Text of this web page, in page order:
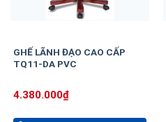
GHẾ LÃNH ĐẠO CAO CẤP
TQ11-DA PVC
4.380.000₫